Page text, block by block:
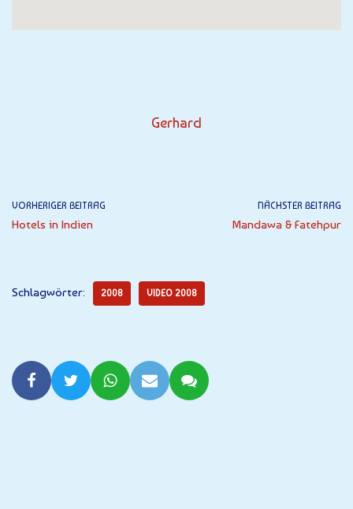
Gerhard
VORHERIGER BEITRAG
Hotels in Indien
NÄCHSTER BEITRAG
Mandawa & Fatehpur
Schlagwörter: 2008 VIDEO 2008